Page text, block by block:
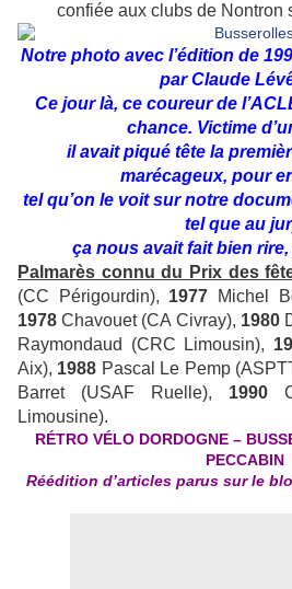
confiée aux clubs de Nontron
Notre photo avec l’édition de
par Claude
Ce jour là, ce coureur de
chance. Victime
il avait piqué tête la
marécageux, pour
tel qu’on le voit sur notre
tel que au
ça nous avait fait bien rire,
Palmarès connu du Prix des
(CC Périgourdin), 1977 Michel
1978 Chavouet (CA Civray), 1980
Raymondaud (CRC Limousin),
Aix), 1988 Pascal Le Pemp
Barret (USAF Ruelle), 1990
Limousine).
RÉTRO VÉLO DORDOGNE –
PECCABIN
Réédition d’articles parus sur le